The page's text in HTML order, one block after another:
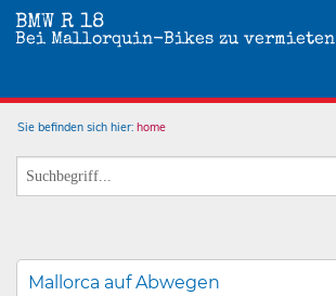
BMW R 18
Bei Mallorquin-Bikes zu vermieten
Sie befinden sich hier: home
Mallorca auf Abwegen